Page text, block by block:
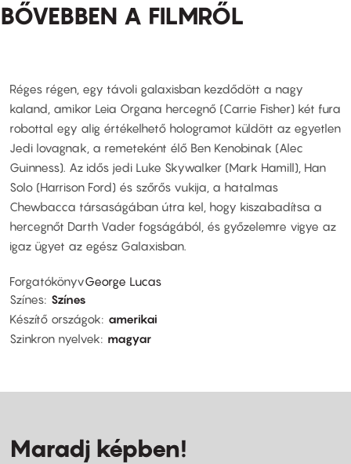
BŐVEBBEN A FILMRŐL
Réges régen, egy távoli galaxisban kezdődött a nagy
kaland, amikor Leia Organa hercegnő (Carrie Fisher) két fura
robottal egy alig értékelhető hologramot küldött az egyetlen
Jedi lovagnak, a remeteként élő Ben Kenobinak (Alec
Guinness). Az idős jedi Luke Skywalker (Mark Hamill), Han
Solo (Harrison Ford) és szőrős vukija, a hatalmas
Chewbacca társaságában útra kel, hogy kiszabadítsa a
hercegnőt Darth Vader fogságából, és győzelemre vigye az
igaz ügyet az egész Galaxisban.
ForgatókönyvGeorge Lucas
Színes Színes
Készítő országok
amerikai
Szinkron nyelvek
magyar
Maradj képben!